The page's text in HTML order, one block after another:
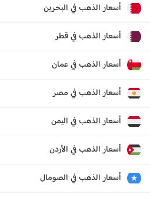
أسعار الذهب في البحرين
أسعار الذهب في قطر
أسعار الذهب في عمان
أسعار الذهب في مصر
أسعار الذهب في اليمن
أسعار الذهب في الأردن
أسعار الذهب في الصومال